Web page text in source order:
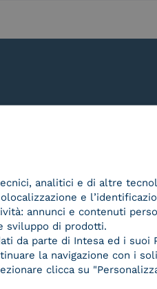
e
analitici e di altre
e
annunci e contenuti
sviluppo di prodotti.
da parte di Intesa ed i suoi
la navigazione con i
clicca su